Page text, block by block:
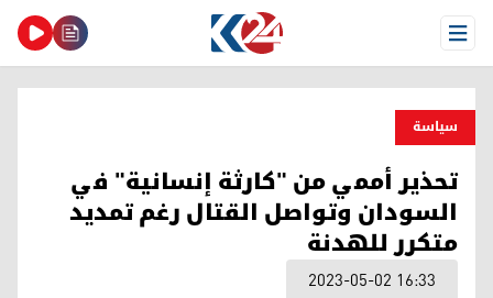
Open Menu
سیاسة
تحذير أممي من "كارثة إنسانية" في
السودان وتواصل القتال رغم تمديد
متكرر للهدنة
2023-05-02 16:33